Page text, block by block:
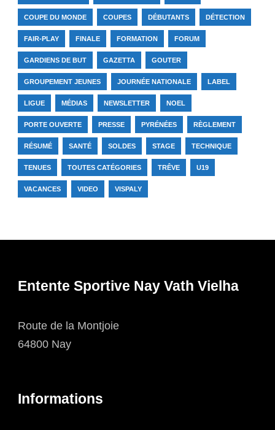
COUPE DU MONDE COUPES DÉBUTANTS DÉTECTION
FAIR-PLAY FINALE FORMATION FORUM
GARDIENS DE BUT GAZETTA GOUTER
GROUPEMENT JEUNES JOURNÉE NATIONALE LABEL
LIGUE MÉDIAS NEWSLETTER NOEL
PORTE OUVERTE PRESSE PYRÉNÉES RÈGLEMENT
RÉSUMÉ SANTÉ SOLDES STAGE TECHNIQUE
TENUES TOUTES CATÉGORIES TRÊVE U19
VACANCES VIDEO VISPALY
Entente Sportive Nay Vath Vielha
Route de la Montjoie
64800 Nay
Informations